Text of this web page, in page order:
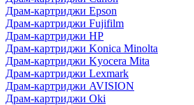
Драм-картриджи Epson
Драм-картриджи Fujifilm
Драм-картриджи HP
Драм-картриджи Konica Minolta
Драм-картриджи Kyocera Mita
Драм-картриджи Lexmark
Драм-картриджи AVISION
Драм-картриджи Oki